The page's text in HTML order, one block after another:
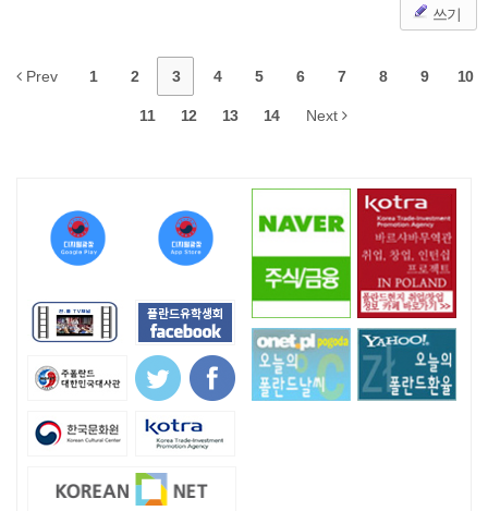
쓰기
Prev 1 2 3 4 5 6 7 8 9 10
11 12 13 14 Next